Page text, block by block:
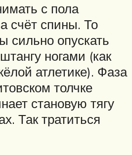
с пола
счёт спины. То
сильно опускать
ногами (как
атлетике). Фаза
толчке
становую тягу
Так тратиться